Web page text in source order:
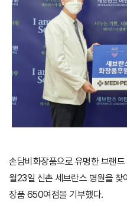
손담비화장품으로 유명한 브랜
월23일 신촌 세브란스 병원을 찾
장품 650여점을 기부했다.